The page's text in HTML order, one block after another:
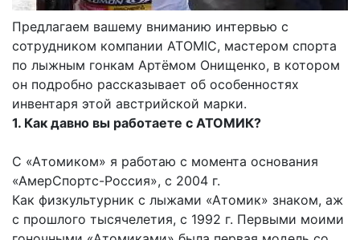
Предлагаем вашему вниманию интервью с
сотрудником компании ATOMIC, мастером спорта
по лыжным гонкам Артёмом Онищенко, в котором
он подробно рассказывает об особенностях
инвентаря этой австрийской марки.
1. Как давно вы работаете с АТОМИК?
С «Атомиком» я работаю с момента основания
«АмерСпортс-Россия», с 2004 г.
Как физкультурник с лыжами «Атомик» знаком, аж
с прошлого тысячелетия, с 1992 г. Первыми моими